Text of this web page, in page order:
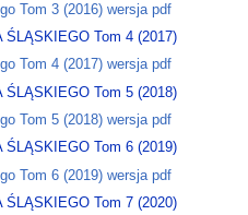
Tom 3 (2016) wersja pdf
ŚLĄSKIEGO Tom 4 (2017)
Tom 4 (2017) wersja pdf
ŚLĄSKIEGO Tom 5 (2018)
Tom 5 (2018) wersja pdf
ŚLĄSKIEGO Tom 6 (2019)
Tom 6 (2019) wersja pdf
ŚLĄSKIEGO Tom 7 (2020)